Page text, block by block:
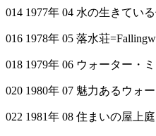
014 1977年 04 水の生きてい
016 1978年 05 落水荘
018 1979年 06 ウォーター・
020 1980年 07 魅力あるウォ
022 1981年 08 住まいの屋上庭